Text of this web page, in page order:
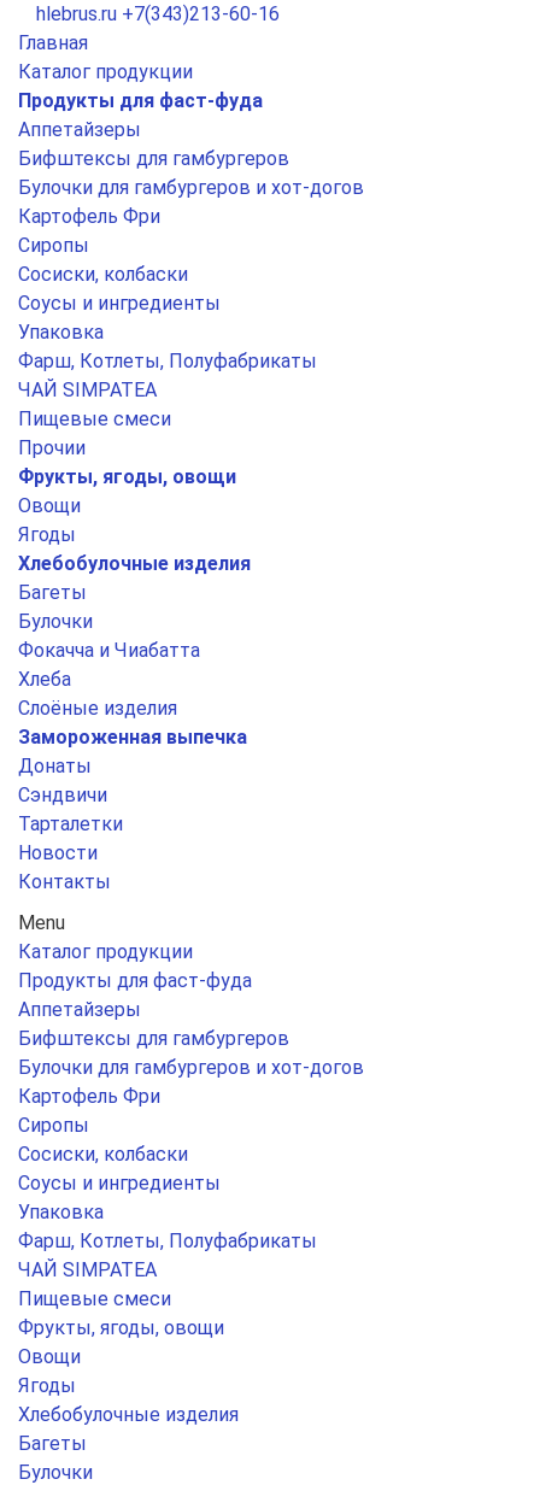
hlebrus.ru +7(343)213-60-16
Главная
Каталог продукции
Продукты для фаст-фуда
Аппетайзеры
Бифштексы для гамбургеров
Булочки для гамбургеров и хот-догов
Картофель Фри
Сиропы
Сосиски, колбаски
Соусы и ингредиенты
Упаковка
Фарш, Котлеты, Полуфабрикаты
ЧАЙ SIMPATEA
Пищевые смеси
Прочии
Фрукты, ягоды, овощи
Овощи
Ягоды
Хлебобулочные изделия
Багеты
Булочки
Фокачча и Чиабатта
Хлеба
Слоёные изделия
Замороженная выпечка
Донаты
Сэндвичи
Тарталетки
Новости
Контакты
Menu
Каталог продукции
Продукты для фаст-фуда
Аппетайзеры
Бифштексы для гамбургеров
Булочки для гамбургеров и хот-догов
Картофель Фри
Сиропы
Сосиски, колбаски
Соусы и ингредиенты
Упаковка
Фарш, Котлеты, Полуфабрикаты
ЧАЙ SIMPATEA
Пищевые смеси
Фрукты, ягоды, овощи
Овощи
Ягоды
Хлебобулочные изделия
Багеты
Булочки